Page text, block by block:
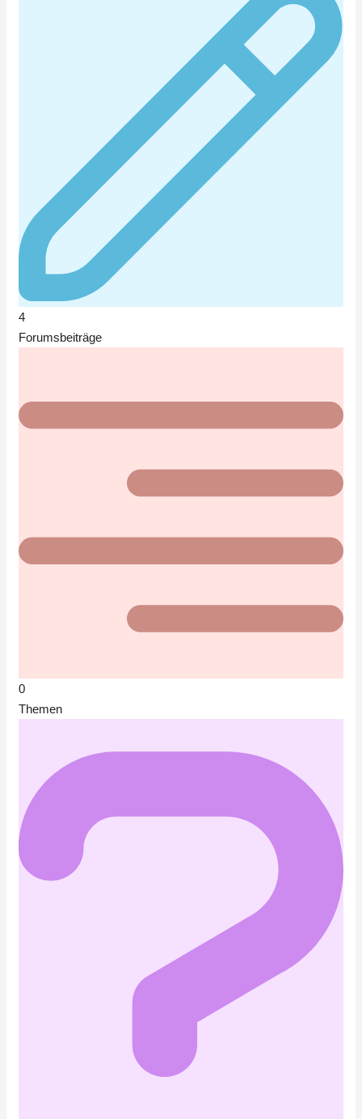
4
Forumsbeiträge
0
Themen